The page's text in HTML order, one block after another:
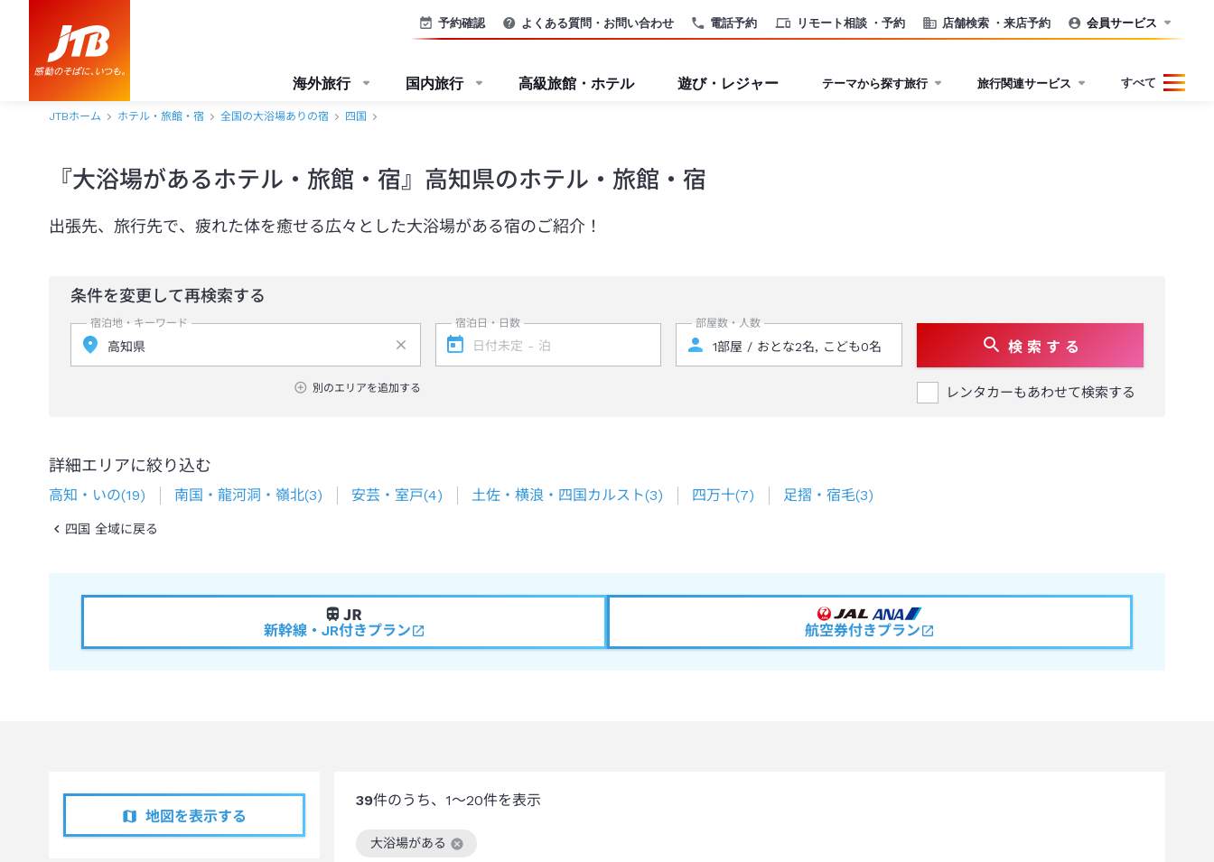
電話予約 リモート相談 ・予約 店舗検索 ・来店予約
予約確認 よくある質問・お問い合わせ 会員サービス
海外旅行 国内旅行 高級旅館・ホテル 遊び・レジャー テーマから探す旅行 旅行関連サービス すべて
JTBホーム ホテル・旅館・宿 全国の大浴場ありの宿 四国
『大浴場があるホテル・旅館・宿』高知県のホテル・旅館・宿
出張先、旅行先で、疲れた体を癒せる広々とした大浴場がある宿のご紹介！
条件を変更して再検索する
宿泊地・キーワード
別のエリアを追加する
宿泊日・日数 部屋数・人数
検 索 す る
レンタカーもあわせて検索する
詳細エリアに絞り込む
高知・いの(19) 南国・龍河洞・嶺北(3) 安芸・室戸(4) 土佐・横浪・四国カルスト(3) 四万十(7) 足摺・宿毛(3)
四国 全域に戻る
新幹線・JR付きプラン 航空券付きプラン
地図を表示する
39件のうち、 1～20件を表示
大浴場がある
この絞り込み条件を解除